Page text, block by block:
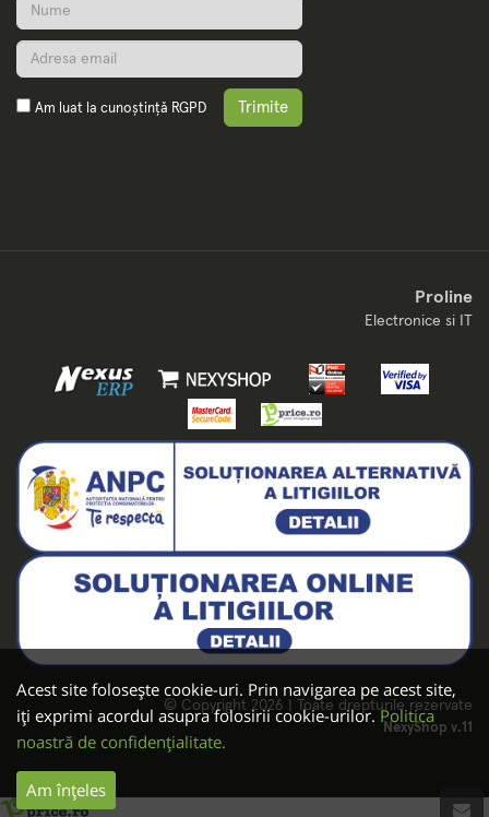
Acest site folosește cookie-uri. Prin navigarea pe acest site,
iți exprimi acordul asupra folosirii cookie-urilor.Politica
noastră de confidențialitate.
Am înțeles
Am luat la cunoștință RGPD Trimite
Proline
Electronice si IT
© Copyright 2026 | Toate drepturile rezervate
NexyShop v.11